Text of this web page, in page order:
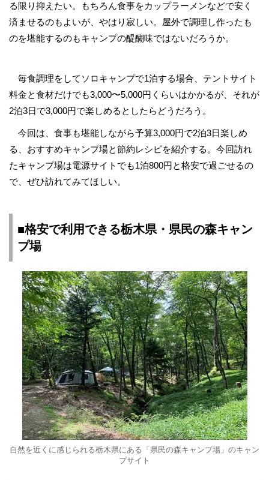
る限り抑えたい。もちろん食事をカップラーメンなどで安く
済ませるのもよいが、やはり寂しい。屋外で調理し作ったも
のを堪能するのもキャンプの醍醐味ではないだろうか。
毎食調理をしてソロキャンプで1泊する場合、テントサイト
料金と食材だけでも3,000〜5,000円くらいはかかるが、それが
2泊3日で3,000円で楽しめるとしたらどうだろう。
今回は、食事も堪能しながら予算3,000円で2泊3日楽しめ
る、おすすめキャンプ場と節約レシピを紹介する。今回訪れ
たキャンプ場は電源サイトでも1泊800円と格安で過ごせるの
で、ぜひ訪れてみてほしい。
■格安で利用できる栃木県・県民の森キャン
プ場
自然を近くに感じられる栃木県にある「県民の森キャンプ場」のキャン
プサイト